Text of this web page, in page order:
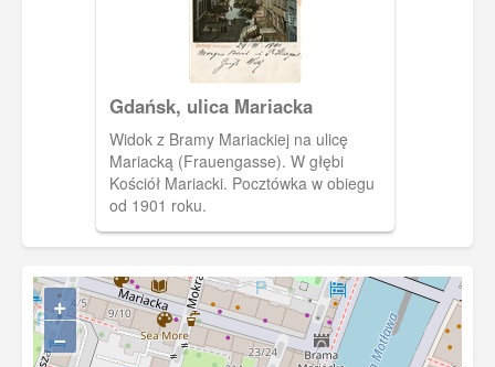
Gdańsk, ulica Mariacka
Widok z Bramy Mariackiej na ulicę
Mariacką (Frauengasse). W głębi
Kościół Mariacki. Pocztówka w obiegu
od 1901 roku.
+
−